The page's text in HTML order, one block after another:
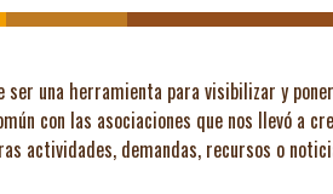
una herramienta para visibilizar y
con las asociaciones que nos llevó a
actividades, demandas, recursos o